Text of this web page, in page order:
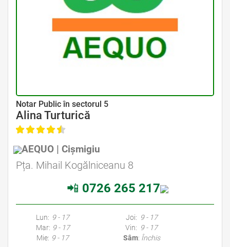
Avocat Specializat în Drept Civil • Avocat Specializat în Dreptul Familiei
Notar Public în sectorul 5
Alina Turturică
AEQUO | Cișmigiu
Avocat Specializat în Drept Civil • Avocat Specializat în Dreptul Familiei
Pța. Mihail Kogălniceanu 8
📲 0726 265 217
Lun: 9 - 17
Mar: 9 - 17
Mie: 9 - 17
Joi: 9 - 17
Vin: 9 - 17
Sâm: Închis